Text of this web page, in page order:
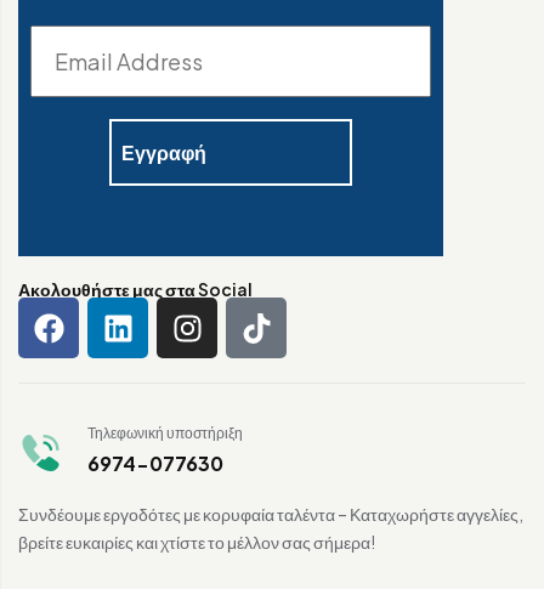
Ακολουθήστε μας στα Social
Τηλεφωνική υποστήριξη
6974-077630
Συνδέουμε εργοδότες με κορυφαία ταλέντα – Καταχωρήστε αγγελίες,
βρείτε ευκαιρίες και χτίστε το μέλλον σας σήμερα!